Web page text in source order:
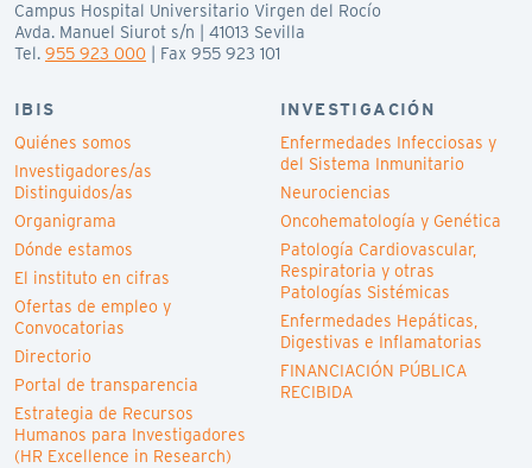
Campus Hospital Universitario Virgen del Rocío
Avda. Manuel Siurot s/n | 41013 Sevilla
Tel. 955 923 000 | Fax 955 923 101
IBIS
Quiénes somos
Investigadores/as
Distinguidos/as
Organigrama
Dónde estamos
El instituto en cifras
Ofertas de empleo y
Convocatorias
Directorio
Portal de transparencia
Estrategia de Recursos
Humanos para Investigadores
(HR Excellence in Research)
INVESTIGACIÓN
Enfermedades Infecciosas y
del Sistema Inmunitario
Neurociencias
Oncohematología y Genética
Patología Cardiovascular,
Respiratoria y otras
Patologías Sistémicas
Enfermedades Hepáticas,
Digestivas e Inflamatorias
FINANCIACIÓN PÚBLICA
RECIBIDA